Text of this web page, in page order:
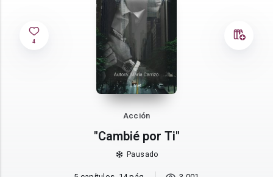
4
Acción
"Cambié por Ti"
Pausado